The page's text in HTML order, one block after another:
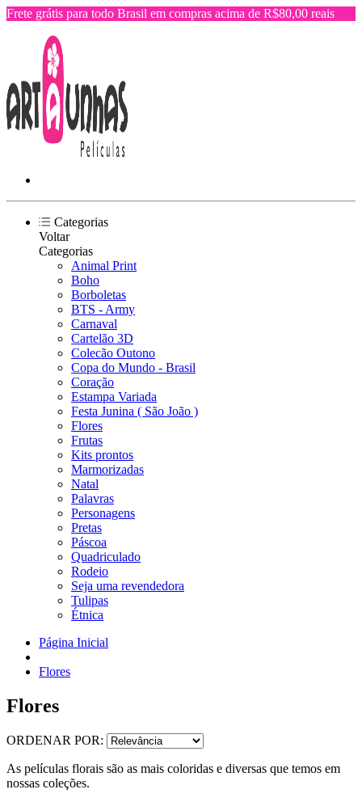
Frete grátis para todo Brasil em compras acima de R$80,00 reais
Categorias
Voltar
Categorias
Animal Print
Boho
Borboletas
BTS - Army
Carnaval
Cartelão 3D
Colecão Outono
Copa do Mundo - Brasil
Coração
Estampa Variada
Festa Junina ( São João )
Flores
Frutas
Kits prontos
Marmorizadas
Natal
Palavras
Personagens
Pretas
Páscoa
Quadriculado
Rodeio
Seja uma revendedora
Tulipas
Étnica
Página Inicial
Flores
Flores
ORDENAR POR:
As películas florais são as mais coloridas e diversas que temos em
nossas coleções.